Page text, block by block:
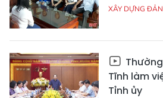
XÂY DỰNG
Tĩnh làm
Tỉnh ủy